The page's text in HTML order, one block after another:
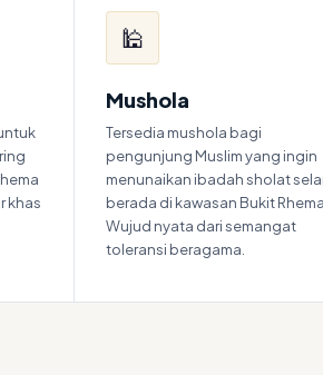
khas
🕌
Mushola
Tersedia mushola bagi
pengunjung Muslim yang ingin
menunaikan ibadah sholat
berada di kawasan Bukit
Wujud nyata dari semangat
toleransi beragama.